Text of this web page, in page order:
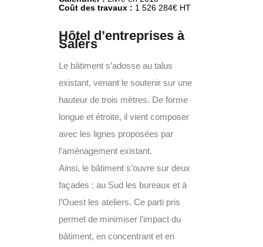
Coût des travaux : 1 526 284€ HT
Hôtel d’entreprises à
Salers
Le bâtiment s’adosse au talus
existant, venant le soutenir sur une
hauteur de trois mètres. De forme
longue et étroite, il vient composer
avec les lignes proposées par
l’aménagement existant.
Ainsi, le bâtiment s’ouvre sur deux
façades : au Sud les bureaux et à
l’Ouest les ateliers. Ce parti pris
permet de minimiser l’impact du
bâtiment, en concentrant et en